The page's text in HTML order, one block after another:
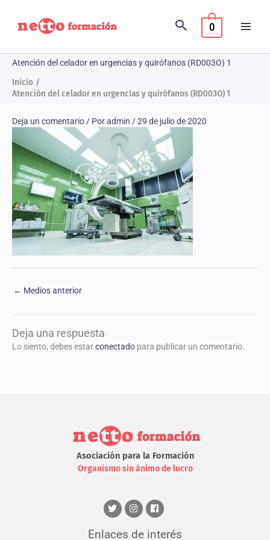
contenido
0
Atención del celador en urgencias y quirófanos (RD003O) 1
Inicio
Atención del celador en urgencias y quirófanos (RD003O) 1
Deja un comentario / Poradmin /29 de julio de 2020
← Medios anterior
Deja una respuesta
Lo siento, debes estarconectado para publicar un comentario.
Asociación para la Formación
Organismo sin ánimo de lucro
Enlaces de interés